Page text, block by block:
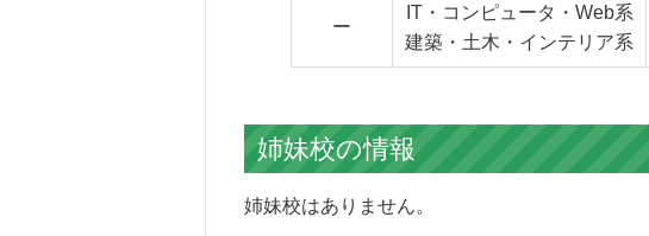
ー
IT・コンピュータ・Web系
建築・土木・インテリア系
姉妹校の情報
姉妹校はありません。